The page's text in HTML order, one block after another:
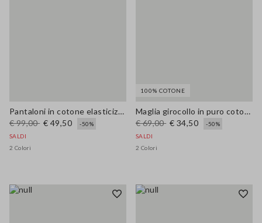
Pantaloni in cotone elasticizzato beige wide leg
€ 99,00 € 49,50
-50%
SALDI
2 Colori
100% COTONE
Maglia girocollo in puro cotone beige regular fit
€ 69,00 € 34,50
-50%
SALDI
2 Colori